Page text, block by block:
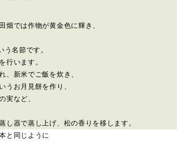
畑では作物が黄金色に輝き、
名節です。
行います。
、新米でご飯を炊き、
うお月見餅を作り、
実など、
し器で蒸し上げ、松の香りを移します。
と同じように